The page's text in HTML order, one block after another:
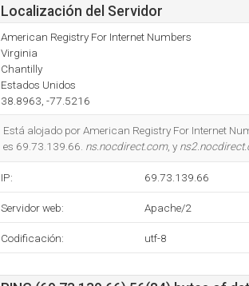
Localización del Servidor
American Registry For Internet Numbers
Virginia
Chantilly
Estados Unidos
38.8963, -77.5216
Está alojado por American Registry For Internet
es 69.73.139.66. ns.nocdirect.com, y
IP: 69.73.139.66
Servidor web: Apache/2
Codificación: utf-8